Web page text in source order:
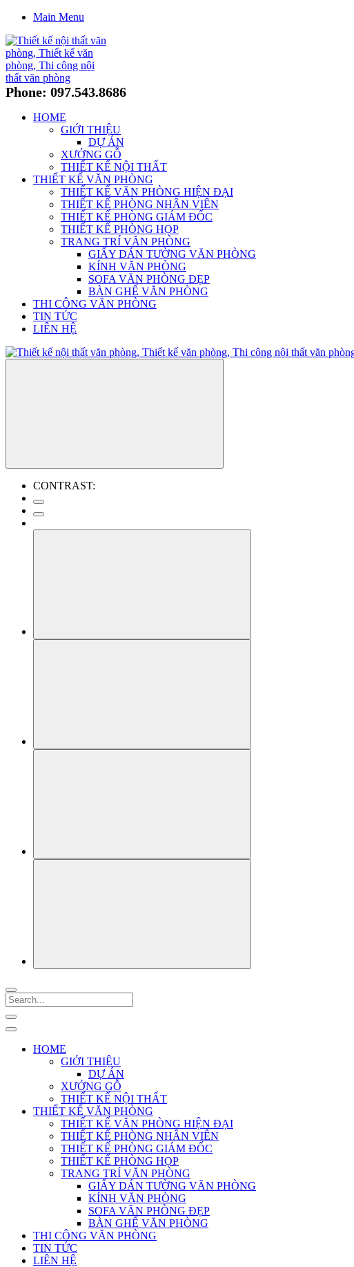
Main Menu
Phone: 097.543.8686
HOME
GIỚI THIỆU
DỰ ÁN
XƯỞNG GỖ
THIẾT KẾ NỘI THẤT
THIẾT KẾ VĂN PHÒNG
THIẾT KẾ VĂN PHÒNG HIỆN ĐẠI
THIẾT KẾ PHÒNG NHÂN VIÊN
THIẾT KẾ PHÒNG GIÁM ĐỐC
THIẾT KẾ PHÒNG HỌP
TRANG TRÍ VĂN PHÒNG
GIẤY DÁN TƯỜNG VĂN PHÒNG
KÍNH VĂN PHÒNG
SOFA VĂN PHÒNG ĐẸP
BÀN GHẾ VĂN PHÒNG
THI CÔNG VĂN PHÒNG
TIN TỨC
LIÊN HỆ
CONTRAST:
HOME
GIỚI THIỆU
DỰ ÁN
XƯỞNG GỖ
THIẾT KẾ NỘI THẤT
THIẾT KẾ VĂN PHÒNG
THIẾT KẾ VĂN PHÒNG HIỆN ĐẠI
THIẾT KẾ PHÒNG NHÂN VIÊN
THIẾT KẾ PHÒNG GIÁM ĐỐC
THIẾT KẾ PHÒNG HỌP
TRANG TRÍ VĂN PHÒNG
GIẤY DÁN TƯỜNG VĂN PHÒNG
KÍNH VĂN PHÒNG
SOFA VĂN PHÒNG ĐẸP
BÀN GHẾ VĂN PHÒNG
THI CÔNG VĂN PHÒNG
TIN TỨC
LIÊN HỆ